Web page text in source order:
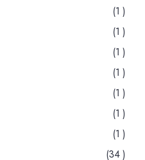
(1 )
(1 )
(1 )
(1 )
(1 )
(1 )
(1 )
(34 )